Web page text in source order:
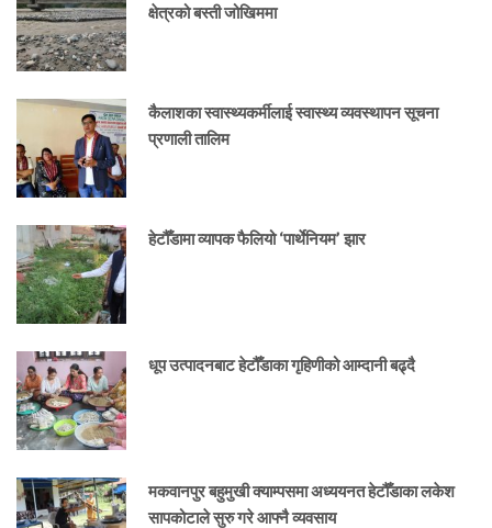
क्षेत्रको बस्ती जोखिममा
कैलाशका स्वास्थ्यकर्मीलाई स्वास्थ्य व्यवस्थापन सूचना
प्रणाली तालिम
हेटौँडामा व्यापक फैलियो ‘पार्थेनियम’ झार
धूप उत्पादनबाट हेटौँडाका गृहिणीको आम्दानी बढ्दै
मकवानपुर बहुमुखी क्याम्पसमा अध्ययनत हेटौँडाका लकेश
सापकोटाले सुरु गरे आफ्नै व्यवसाय